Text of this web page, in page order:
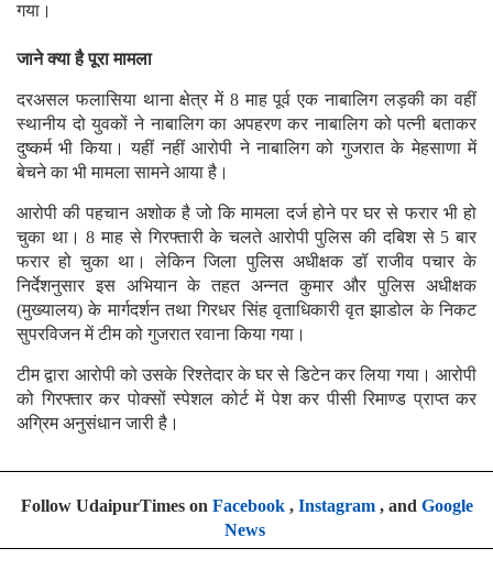
गया।
जाने क्या है पूरा मामला
दरअसल फलासिया थाना क्षेत्र में 8 माह पूर्व एक नाबालिग लड़की का वहीं
स्थानीय दो युवकों ने नाबालिग का अपहरण कर नाबालिग को पत्नी बताकर
दुष्कर्म भी किया। यहीं नहीं आरोपी ने नाबालिग को गुजरात के मेहसाणा में
बेचने का भी मामला सामने आया है।
आरोपी की पहचान अशोक है जो कि मामला दर्ज होने पर घर से फरार भी हो
चुका था। 8 माह से गिरफ्तारी के चलते आरोपी पुलिस की दबिश से 5 बार
फरार हो चुका था। लेकिन जिला पुलिस अधीक्षक डॉ राजीव पचार के
निर्देशनुसार इस अभियान के तहत अन्नत कुमार और पुलिस अधीक्षक
(मुख्यालय) के मार्गदर्शन तथा गिरधर सिंह वृताधिकारी वृत झाडोल के निकट
सुपरविजन में टीम को गुजरात रवाना किया गया।
टीम द्वारा आरोपी को उसके रिश्तेदार के घर से डिटेन कर लिया गया। आरोपी
को गिरफ्तार कर पोक्सों स्पेशल कोर्ट में पेश कर पीसी रिमाण्ड प्राप्त कर
अग्रिम अनुसंधान जारी है।
Follow UdaipurTimes on Facebook, Instagram, and Google
News